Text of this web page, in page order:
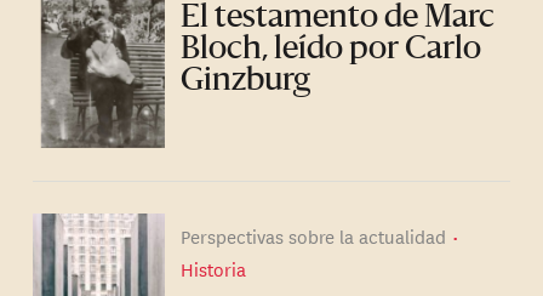
El testamento de Marc
Bloch, leído por Carlo
Ginzburg
Perspectivas sobre la actualidad
Historia